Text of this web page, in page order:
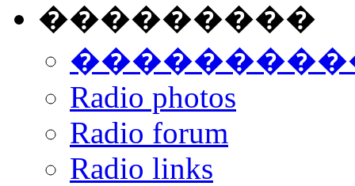
���������
Radio photos
Radio forum
Radio links